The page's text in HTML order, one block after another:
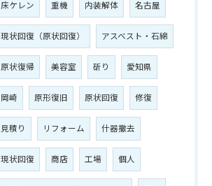
床ケレン 重機 内装解体 名古屋
現状回復（原状回復） アスベスト・石綿
原状復帰 美容室 斫り 愛知県
岡崎 原形復旧 原状回復 修復
見積り リフォーム 什器撤去
現状回復 商店 工場 個人